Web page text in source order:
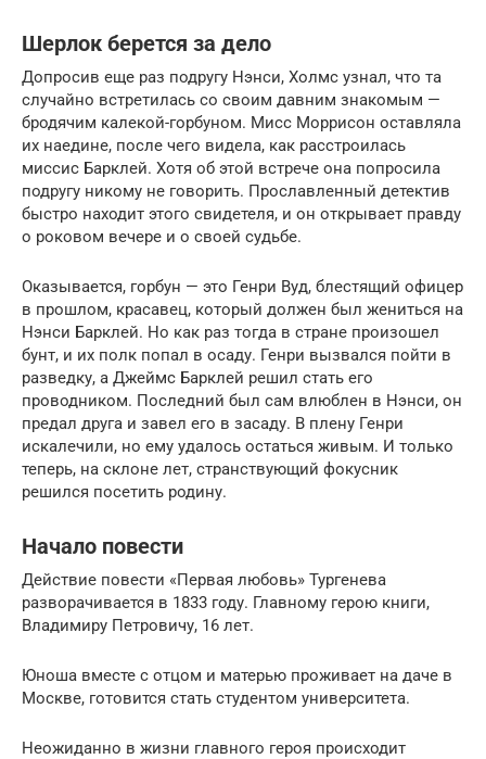
Шерлок берется за дело
Допросив еще раз подругу Нэнси, Холмс узнал, что та
случайно встретилась со своим давним знакомым —
бродячим калекой-горбуном. Мисс Моррисон оставляла
их наедине, после чего видела, как расстроилась
миссис Барклей. Хотя об этой встрече она попросила
подругу никому не говорить. Прославленный детектив
быстро находит этого свидетеля, и он открывает правду
о роковом вечере и о своей судьбе.
Оказывается, горбун — это Генри Вуд, блестящий офицер
в прошлом, красавец, который должен был жениться на
Нэнси Барклей. Но как раз тогда в стране произошел
бунт, и их полк попал в осаду. Генри вызвался пойти в
разведку, а Джеймс Барклей решил стать его
проводником. Последний был сам влюблен в Нэнси, он
предал друга и завел его в засаду. В плену Генри
искалечили, но ему удалось остаться живым. И только
теперь, на склоне лет, странствующий фокусник
решился посетить родину.
Начало повести
Действие повести «Первая любовь» Тургенева
разворачивается в 1833 году. Главному герою книги,
Владимиру Петровичу, 16 лет.
Юноша вместе с отцом и матерью проживает на даче в
Москве, готовится стать студентом университета.
Неожиданно в жизни главного героя происходит